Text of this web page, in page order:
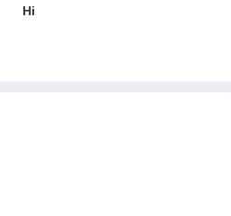
Ні